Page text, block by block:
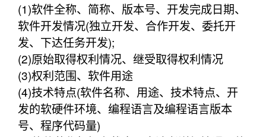
(1)软件全称、简称、版本号、开发完成日期、
软件开发情况(独立开发、合作开发、委托开
发、下达任务开发);
(2)原始取得权利情况、继受取得权利情况
(3)权利范围、软件用途
(4)技术特点(软件名称、用途、技术特点、开
发的软硬件环境、编程语言及编程语言版本
号、程序代码量)